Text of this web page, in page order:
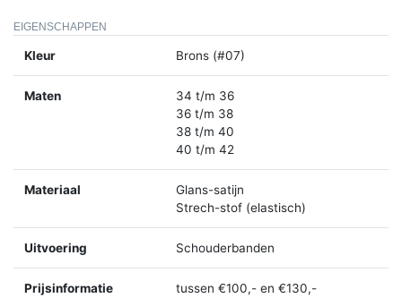
EIGENSCHAPPEN
Kleur Brons (#07)
Maten
34 t/m 36
36 t/m 38
38 t/m 40
40 t/m 42
Materiaal
Glans-satijn
Strech-stof (elastisch)
Uitvoering Schouderbanden
Prijsinformatie tussen €100,- en €130,-